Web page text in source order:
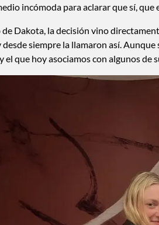
incómoda para aclarar que sí, que
de Dakota, la decisión vino
desde siempre la llamaron así.
el que hoy asociamos con algunos de